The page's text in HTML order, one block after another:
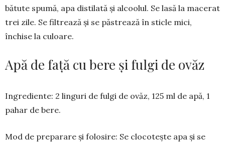
bătute spu­mă, apa dis­tilată și al­coolul. Se lasă la ma­cerat
trei zile. Se fil­trează și se păstrează în sticle mici,
închise la culoare.
Apă de față cu bere și fulgi de ovăz
Ingrediente: 2 linguri de fulgi de ovăz, 125 ml de apă, 1
pahar de bere.
Mod de preparare și folosire: Se clocotește apa și se